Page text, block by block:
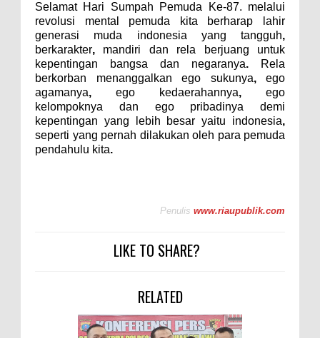
Selamat Hari Sumpah Pemuda Ke-87. melalui
revolusi mental pemuda kita berharap lahir
generasi muda indonesia yang tangguh,
berkarakter, mandiri dan rela berjuang untuk
kepentingan bangsa dan negaranya. Rela
berkorban menanggalkan ego sukunya,ego
agamanya, ego kedaerahannya, ego
kelompoknya dan ego pribadinya demi
kepentingan yang lebih besar yaitu indonesia,
seperti yang pernah dilakukan oleh para pemuda
pendahulu kita.
Penulis www.riaupublik.com
LIKE TO SHARE?
RELATED